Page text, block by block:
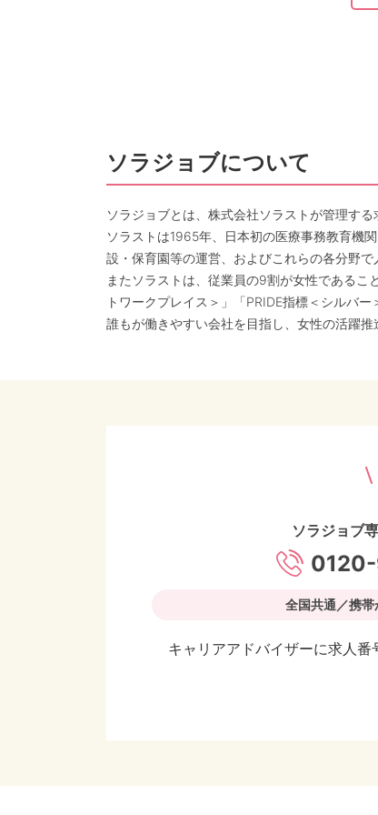
ソラジョブについて
ソラジョブとは、株式会社ソラストが管理する
ソラストは1965年、日本初の医療事務教育機
設・保育園等の運営、およびこれらの各分野で
またソラストは、従業員の9割が女性である
トワークプレイス＞」「PRIDE指標＜シルバー
誰もが働きやすい会社を目指し、女性の活躍
ソラジョブ
全国共通／携帯
キャリアアドバイザーに求人番